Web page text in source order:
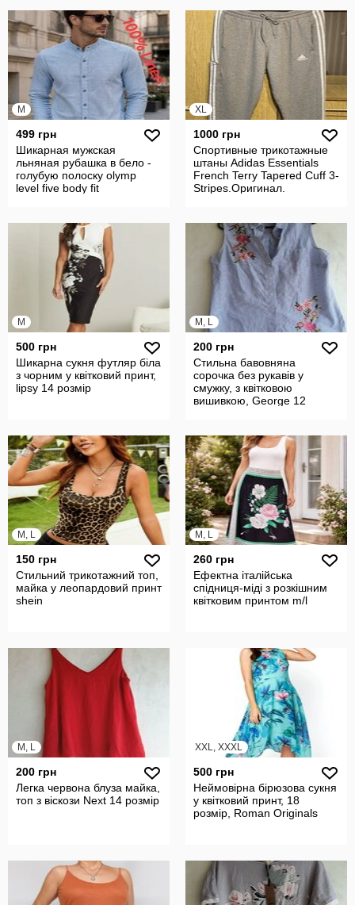
M
499 грн
Шикарная мужская
льняная рубашка в бело -
голубую полоску olymp
level five body fit
XL
1000 грн
Спортивные трикотажные
штаны Adidas Essentials
French Terry Tapered Cuff 3-
Stripes.Оригинал.
M
500 грн
Шикарна сукня футляр біла
з чорним у квітковий принт,
lipsy 14 розмір
M, L
200 грн
Стильна бавовняна
сорочка без рукавів у
смужку, з квітковою
вишивкою, George 12
M, L
150 грн
Стильний трикотажний топ,
майка у леопардовий принт
shein
M, L
260 грн
Ефектна італійська
спідниця-міді з розкішним
квітковим принтом m/l
M, L
200 грн
Легка червона блуза майка,
топ з віскози Next 14 розмір
XXL, XXXL
500 грн
Неймовірна бірюзова сукня
у квітковий принт, 18
розмір, Roman Originals